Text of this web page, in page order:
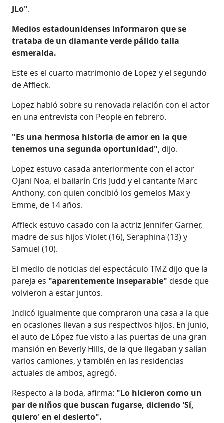
JLo".
Medios estadounidenses informaron que se
trataba de un diamante verde pálido talla
esmeralda.
Este es el cuarto matrimonio de Lopez y el segundo
de Affleck.
Lopez habló sobre su renovada relación con el actor
en una entrevista con People en febrero.
"Es una hermosa historia de amor en la que
tenemos una segunda oportunidad", dijo.
Lopez estuvo casada anteriormente con el actor
Ojani Noa, el bailarín Cris Judd y el cantante Marc
Anthony, con quien concibió los gemelos Max y
Emme, de 14 años.
Affleck estuvo casado con la actriz Jennifer Garner,
madre de sus hijos Violet (16), Seraphina (13) y
Samuel (10).
El medio de noticias del espectáculo TMZ dijo que la
pareja es "aparentemente inseparable"desde que
volvieron a estar juntos.
Indicó igualmente que compraron una casa a la que
en ocasiones llevan a sus respectivos hijos. En junio,
el auto de López fue visto a las puertas de una gran
mansión en Beverly Hills, de la que llegaban y salían
varios camiones, y también en las residencias
actuales de ambos, agregó.
Respecto a la boda, afirma: "Lo hicieron como un
par de niños que buscan fugarse, diciendo 'Sí,
quiero' en el desierto".